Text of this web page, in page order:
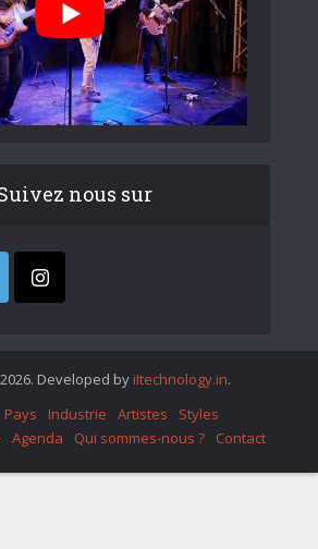
nous sur
Developed by iItechnology.in.
Pays Industrie Artistes
Styles
Agenda Qui sommes-nous ? Contact